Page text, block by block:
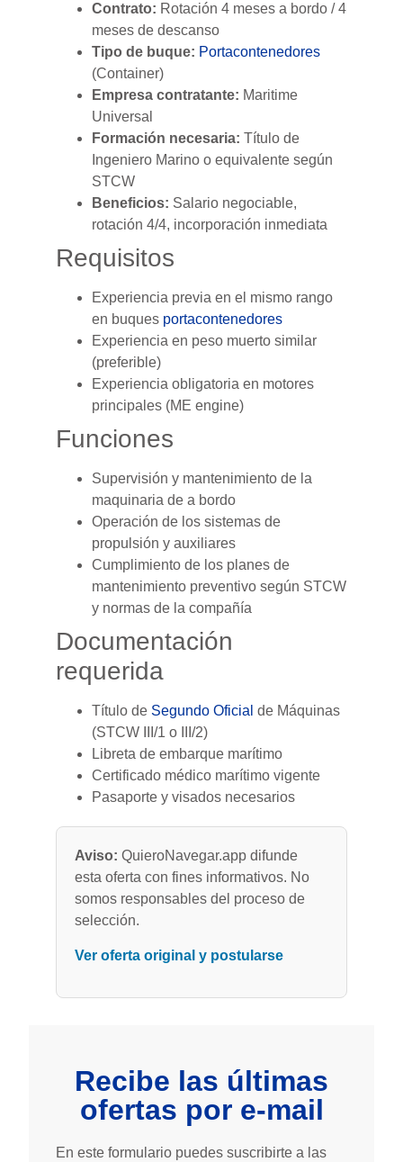
Contrato: Rotación 4 meses a bordo / 4
meses de descanso
Tipo de buque: Portacontenedores
(Container)
Empresa contratante: Maritime
Universal
Formación necesaria: Título de
Ingeniero Marino o equivalente según
STCW
Beneficios: Salario negociable,
rotación 4/4, incorporación inmediata
Requisitos
Experiencia previa en el mismo rango
en buques portacontenedores
Experiencia en peso muerto similar
(preferible)
Experiencia obligatoria en motores
principales (ME engine)
Funciones
Supervisión y mantenimiento de la
maquinaria de a bordo
Operación de los sistemas de
propulsión y auxiliares
Cumplimiento de los planes de
mantenimiento preventivo según STCW
y normas de la compañía
Documentación
requerida
Título de Segundo Oficial de Máquinas
(STCW III/1 o III/2)
Libreta de embarque marítimo
Certificado médico marítimo vigente
Pasaporte y visados necesarios
Aviso: QuieroNavegar.app difunde
esta oferta con fines informativos. No
somos responsables del proceso de
selección.
Ver oferta original y postularse
Recibe las últimas
ofertas por e-mail
En este formulario puedes suscribirte a las